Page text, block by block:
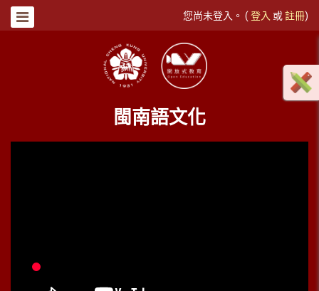
您尚未登入。 ( 登入 或註冊)
閩南語文化